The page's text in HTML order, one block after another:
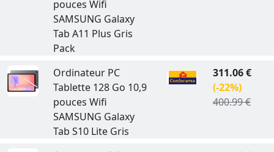
pouces Wifi
SAMSUNG Galaxy
Tab A11 Plus Gris
Pack
Ordinateur PC
Tablette 128 Go 10,9
pouces Wifi
SAMSUNG Galaxy
Tab S10 Lite Gris
311.06 €
(-22%)
400.99 €